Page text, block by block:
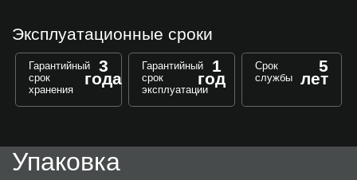
Эксплуатационные сроки
Гарантийный
срок
хранения
3
года
Гарантийный
срок
эксплуатации
1
год
Срок
службы
5
лет
Упаковка